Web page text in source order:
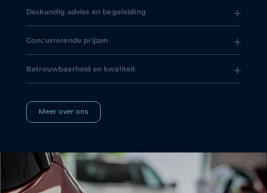
Deskundig advies en begeleiding
Concurrerende prijzen
Betrouwbaarheid en kwaliteit
Meer over ons